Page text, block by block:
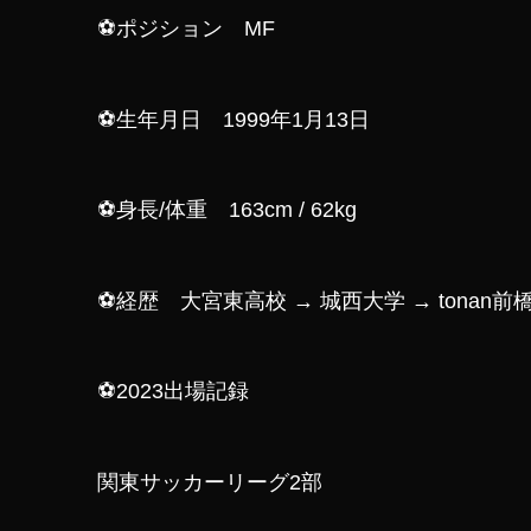
⚽ポジション MF
⚽生年月日 1999年1月13日
⚽身長/体重 163cm / 62kg
⚽経歴 大宮東高校 → 城西大学 → tonan前
⚽2023出場記録
関東サッカーリーグ2部